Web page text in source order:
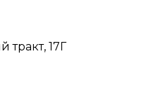
тракт, 17Г